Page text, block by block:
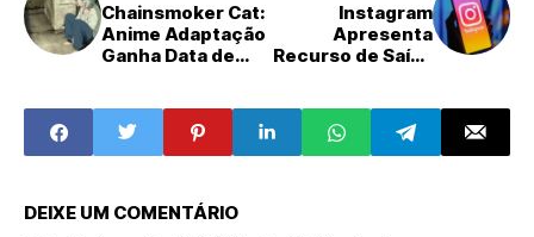
Chainsmoker Cat:
Anime Adaptação
Ganha Data de
Instagram
Apresenta
Recurso de Saída
Próximos',
Reforçando
Controle do
DEIXE UM COMENTÁRIO